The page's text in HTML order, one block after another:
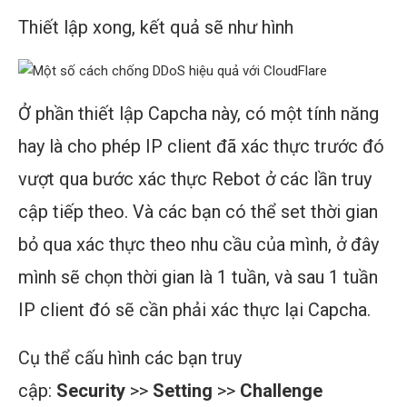
Thiết lập xong, kết quả sẽ như hình
Ở phần thiết lập Capcha này, có một tính năng
hay là cho phép IP client đã xác thực trước đó
vượt qua bước xác thực Rebot ở các lần truy
cập tiếp theo. Và các bạn có thể set thời gian
bỏ qua xác thực theo nhu cầu của mình, ở đây
mình sẽ chọn thời gian là 1 tuần, và sau 1 tuần
IP client đó sẽ cần phải xác thực lại Capcha.
Cụ thể cấu hình các bạn truy
cập: Security >> Setting >> Challenge